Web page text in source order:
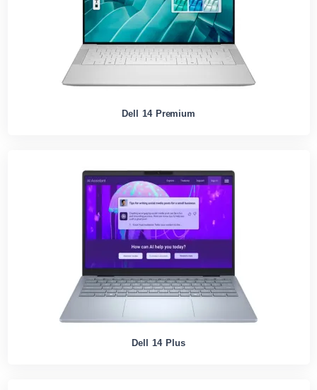
Dell 14 Premium
Dell 14 Plus